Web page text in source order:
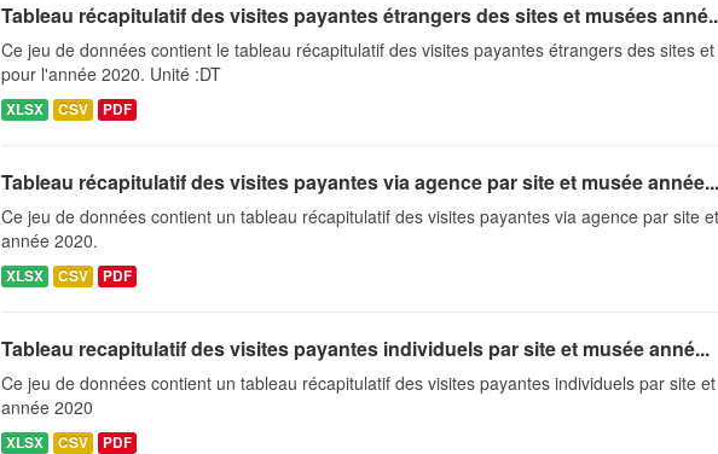
Tableau récapitulatif des visites payantes étrangers des sites et musées
Ce jeu de données contient le tableau récapitulatif des visites payantes étrangers des sites
pour l'année 2020. Unité :DT
XLSX CSV PDF
Tableau récapitulatif des visites payantes via agence par site et musée année...
Ce jeu de données contient un tableau récapitulatif des visites payantes via agence par site
année 2020.
XLSX CSV PDF
Tableau recapitulatif des visites payantes individuels par site et musée anné...
Ce jeu de données contient un tableau récapitulatif des visites payantes individuels par site
année 2020
XLSX CSV PDF